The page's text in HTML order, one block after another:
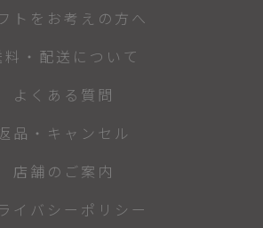
トをお考えの方へ
料・配送について
よくある質問
品・キャンセル
店舗のご案内
イバシーポリシー